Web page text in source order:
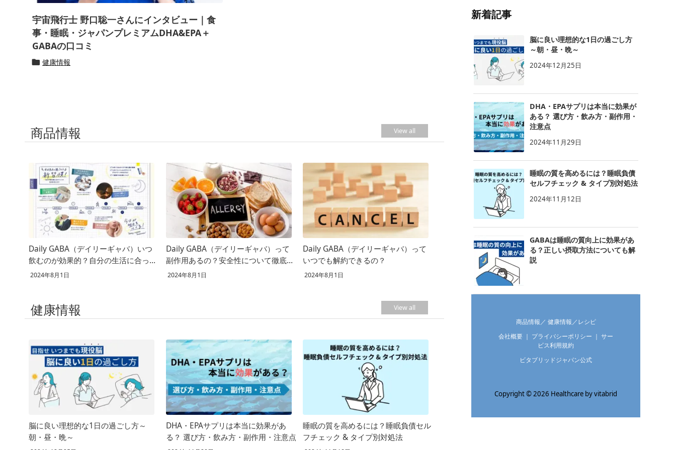
宇宙飛行士 野口聡一さんにインタビュー｜食
事・睡眠・ジャパンプレミアムDHA&EPA＋
GABAの口コミ
 健康情報
View all
商品情報
Daily GABA（デイリーギャバ）いつ
飲むのが効果的？自分の生活に合った
飲むタイミングとは
2024年8月1日
Daily GABA（デイリーギャバ）って
副作用あるの？安全性について徹底解
説！
2024年8月1日
Daily GABA（デイリーギャバ）って
いつでも解約できるの？
2024年8月1日
View all
健康情報
脳に良い理想的な1日の過ごし方～
朝・昼・晩～
DHA・EPAサプリは本当に効果があ
る？ 選び方・飲み方・副作用・注意点
睡眠の質を高めるには？睡眠負債セル
フチェック & タイプ別対処法
新着記事
脳に良い理想的な1日の過ごし方
～朝・昼・晩～
2024年12月25日
DHA・EPAサプリは本当に効果が
ある？ 選び方・飲み方・副作用・
注意点
2024年11月29日
睡眠の質を高めるには？睡眠負債
セルフチェック & タイプ別対処法
2024年11月12日
GABAは睡眠の質向上に効果があ
る？正しい摂取方法についても解
説
商品情報／ 健康情報／レシピ
会社概要 ｜ プライバシーポリシー ｜ サー
ビス利用規約
ビタブリッドジャパン公式
Copyright ©2026 Healthcare by vitabrid